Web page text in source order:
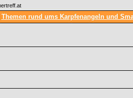
Themen rund ums Karpfenangeln und